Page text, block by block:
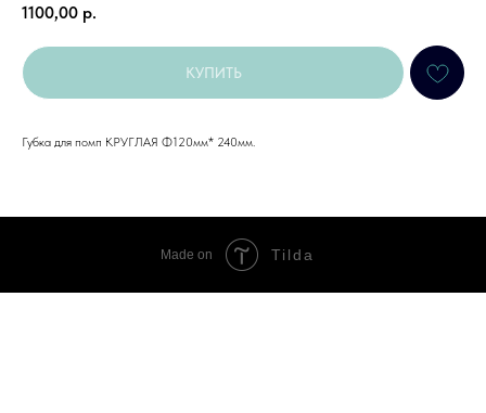
1100,00 р.
КУПИТЬ
Губка для помп КРУГЛАЯ Ф120мм* 240мм.
Made on Tilda